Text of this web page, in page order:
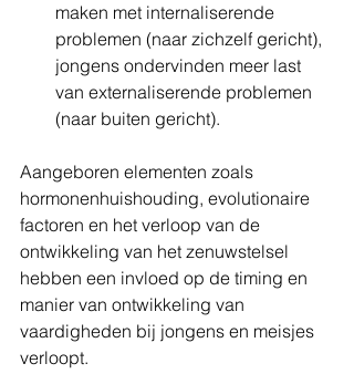
maken met internaliserende
problemen (naar zichzelf gericht),
jongens ondervinden meer last
van externaliserende problemen
(naar buiten gericht).
Aangeboren elementen zoals
hormonenhuishouding, evolutionaire
factoren en het verloop van de
ontwikkeling van het zenuwstelsel
hebben een invloed op de timing en
manier van ontwikkeling van
vaardigheden bij jongens en meisjes
verloopt.